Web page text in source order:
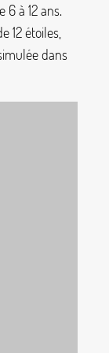
6 à 12 ans.
12 étoiles,
dans